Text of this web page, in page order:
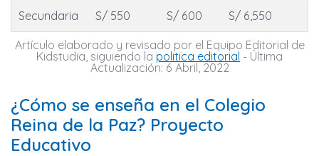
Secundaria S/ 550 S/ 600 S/ 6,550
Artículo elaborado y revisado por el Equipo Editorial de
Kidstudia, siguiendo la politica editorial - Última
Actualización: 6 Abril, 2022
¿Cómo se enseña en el Colegio
Reina de la Paz? Proyecto
Educativo